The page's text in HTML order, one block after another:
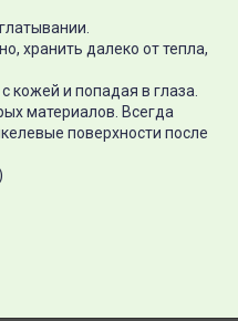
хранить далеко от тепла,
кожей и попадая в глаза.
материалов. Всегда
поверхности после